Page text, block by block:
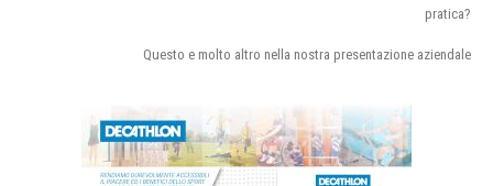
pratica?
Questo e molto altro nella nostra presentazione aziendale